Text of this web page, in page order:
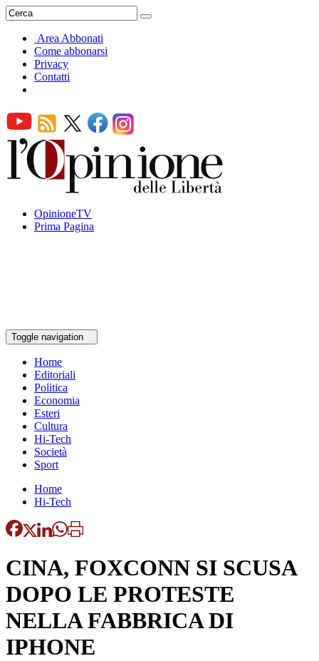
Area Abbonati
Come abbonarsi
Privacy
Contatti
OpinioneTV
Prima Pagina
Toggle navigation
Home
Editoriali
Politica
Economia
Esteri
Cultura
Hi-Tech
Società
Sport
Home
Hi-Tech
CINA, FOXCONN SI SCUSA
DOPO LE PROTESTE
NELLA FABBRICA DI
IPHONE